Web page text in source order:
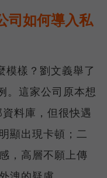
司如何導入私
樣？劉文義舉了
。這家公司原本想
料庫，但很快遇
顯出現卡頓；二
，高層不願上傳